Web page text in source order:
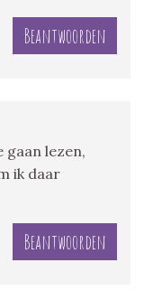
Beantwoorden
gaan lezen,
ik daar
Beantwoorden